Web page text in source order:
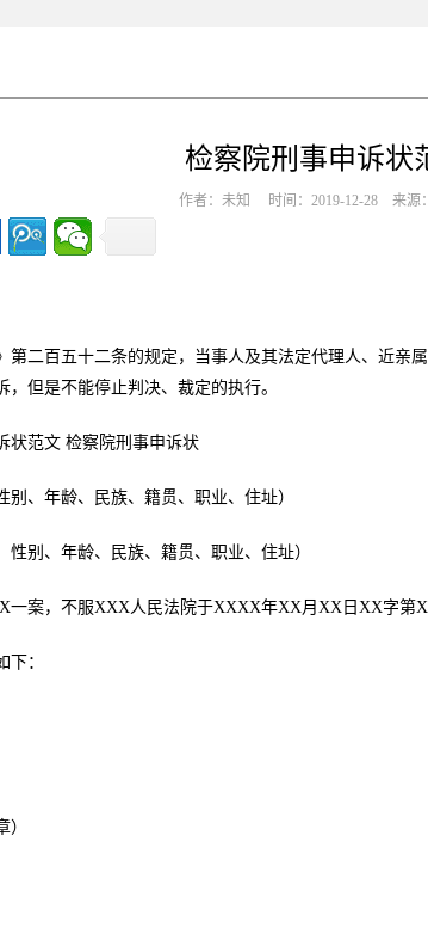
检察院刑事申诉状
作者：未知 时间：2019-12-28 来源
第二百五十二条的规定，当事人及其法定代理人、近亲
，但是不能停止判决、裁定的执行。
状范文 检察院刑事申诉状
别、年龄、民族、籍贯、职业、住址）
性别、年龄、民族、籍贯、职业、住址）
一案，不服XXX人民法院于XXXX年XX月XX日XX字第
下：
）